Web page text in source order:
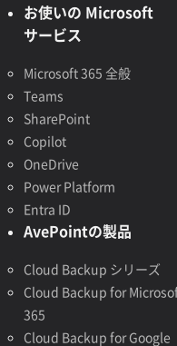
お使いの Microsoft
サービス
Microsoft 365 全般
Teams
SharePoint
Copilot
OneDrive
Power Platform
Entra ID
AvePointの製品
Cloud Backup シリーズ
Cloud Backup for
365
Cloud Backup for Google